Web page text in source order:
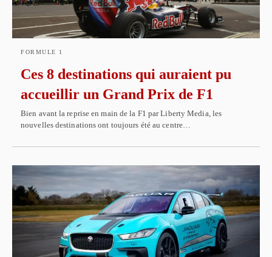
FORMULE 1
Ces 8 destinations qui auraient pu
accueillir un Grand Prix de F1
Bien avant la reprise en main de la F1 par Liberty Media, les
nouvelles destinations ont toujours été au centre…